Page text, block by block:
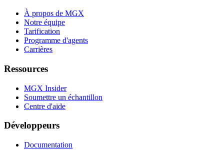
À propos de MGX
Notre équipe
Tarification
Programme d'agents
Carrières
Ressources
MGX Insider
Soumettre un échantillon
Centre d'aide
Développeurs
Documentation